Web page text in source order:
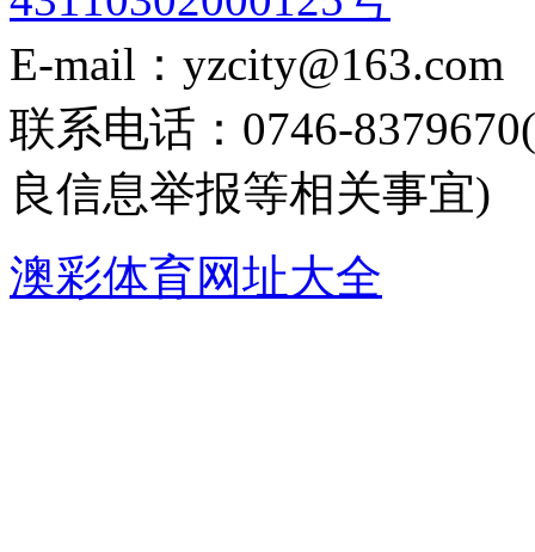
E-mail：yzcity@163.com
联系电话：0746-
良信息举报等相关事宜)
澳彩体育网址大全